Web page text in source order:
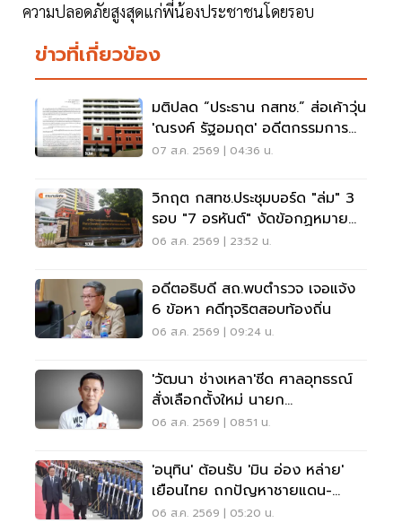
ความปลอดภัยสูงสุดแก่พี่น้องประชาชนโดยรอบ
ข่าวที่เกี่ยวข้อง
มติปลด “ประธาน กสทช.” ส่อเค้าวุ่น
'ณรงค์ รัฐอมฤต' อดีตกรรมการ
สรรหาโต้ข้อวินิจฉัย
07 ส.ค. 2569 | 04:36 น.
วิกฤต กสทช.ประชุมบอร์ด "ล่ม" 3
รอบ "7 อรหันต์" งัดข้อกฏหมาย
ไม่มีใครยอมใคร
06 ส.ค. 2569 | 23:52 น.
อดีตอธิบดี สถ.พบตำรวจ เจอแจ้ง
6 ข้อหา คดีทุจริตสอบท้องถิ่น
06 ส.ค. 2569 | 09:24 น.
'วัฒนา ช่างเหลา'ซีด ศาลอุทธรณ์
สั่งเลือกตั้งใหม่ นายก
อบจ.ขอนแก่น
06 ส.ค. 2569 | 08:51 น.
'อนุทิน' ต้อนรับ 'มิน อ่อง หล่าย'
เยือนไทย ถกปัญหาชายแดน-
พลังงาน-การค้า
06 ส.ค. 2569 | 05:20 น.